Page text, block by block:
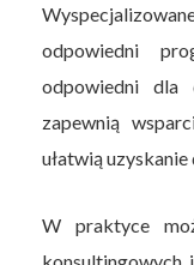
odpowiedni
odpowiedni dla
zapewnią
ułatwią uzyskanie
W praktyce